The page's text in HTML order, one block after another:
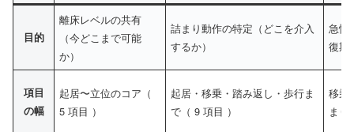
目的
離床レベルの共有
（今どこまで可能
か）
詰まり動作の特定（どこを介入
するか）
急性
復期
項目
の幅
起居〜立位のコア（
5 項目 ）
起居・移乗・踏み返し・歩行ま
で（ 9 項目 ）
移乗
まり